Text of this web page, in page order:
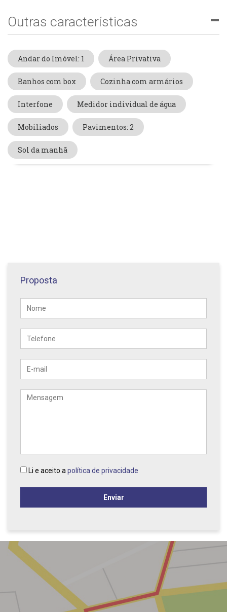
Outras características
Andar do Imóvel: 1 Área Privativa
Banhos com box Cozinha com armários
Interfone Medidor individual de água
Mobiliados Pavimentos: 2
Sol da manhã
Proposta
Nome
Telefone
mail
Mensagem
Li e aceito a política de privacidade
Enviar